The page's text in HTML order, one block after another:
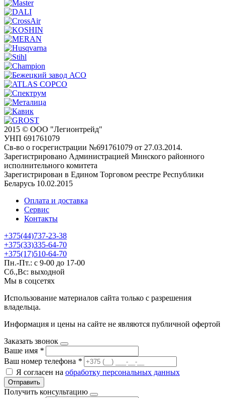
2015 © ООО "Легионтрейд"
УНП 691761079
Св-во о госрегистрации №691761079 от 27.03.2014.
Зарегистрировано Администрацией Минского районного
исполнительного комитета
Зарегистрирован в Едином Торговом реестре Республики
Беларусь 10.02.2015
Оплата и доставка
Сервис
Контакты
+375(44)737-23-38
+375(33)335-64-70
+375(17)510-64-70
Пн.-Пт.: с 9-00 до 17-00
Сб.,Вс: выходной
Мы в соцсетях
Использование материалов сайта только с разрешения
владельца.
Информация и цены на сайте не являются публичной офертой
Заказать звонок
Ваше имя *
Ваш номер телефона *
Я согласен на обработку персональных данных
Отправить
Получить консультацию